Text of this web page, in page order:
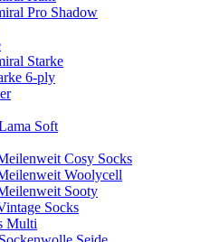
Pro Shadow
Starke
6-ply
Soft
Cosy Socks
Woolycell
Sooty
Socks
Multi